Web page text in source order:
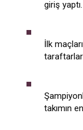
giriş yaptı.
İlk
takımın